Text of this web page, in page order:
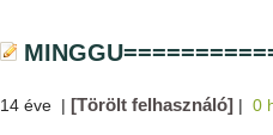
14 éve | [Törölt felhasználó] | 0